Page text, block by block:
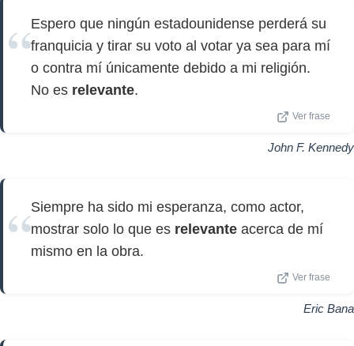
Espero que ningún estadounidense perderá su
franquicia y tirar su voto al votar ya sea para mí
o contra mí únicamente debido a mi religión.
No es relevante.
Ver frase
John F. Kennedy
Siempre ha sido mi esperanza, como actor,
mostrar solo lo que es relevante acerca de mí
mismo en la obra.
Ver frase
Eric Bana